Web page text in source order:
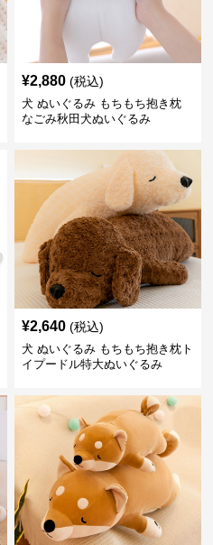
¥2,880 (税込)
犬 ぬいぐるみ もちもち抱き枕
なごみ秋田犬ぬいぐるみ
¥2,640 (税込)
犬 ぬいぐるみ もちもち抱き枕ト
イプードル特大ぬいぐるみ